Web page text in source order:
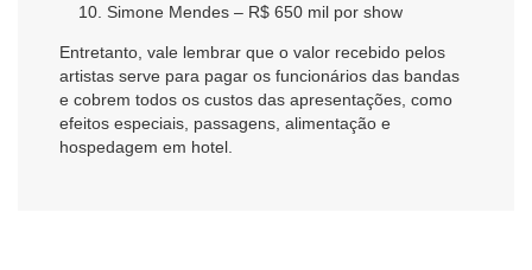
Simone Mendes – R$ 650 mil por show
Entretanto, vale lembrar que o valor recebido pelos
artistas serve para pagar os funcionários das bandas
e cobrem todos os custos das apresentações, como
efeitos especiais, passagens, alimentação e
hospedagem em hotel.